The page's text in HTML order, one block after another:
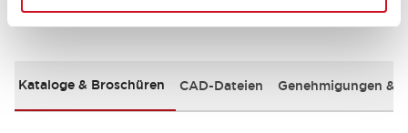
Dokumente und Dateien
Kataloge & Broschüren CAD-Dateien Genehmigungen &